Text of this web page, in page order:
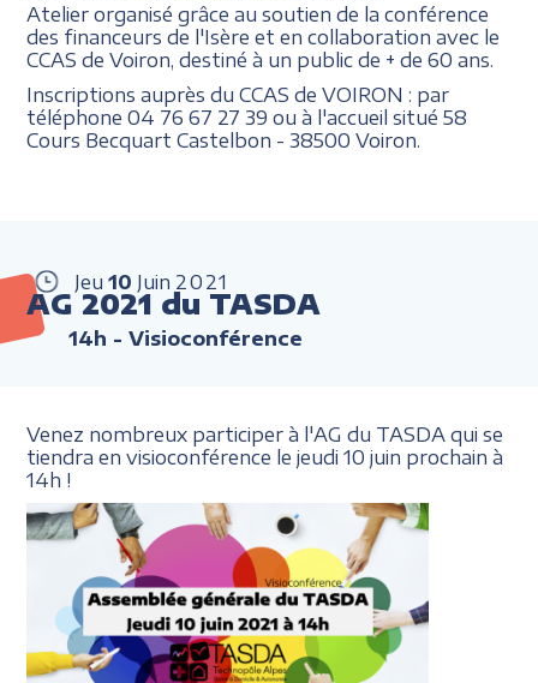
Atelier organisé grâce au soutien de la conférence
des financeurs de l'Isère et en collaboration avec le
CCAS de Voiron, destiné à un public de + de 60 ans.
Inscriptions auprès du CCAS de VOIRON : par
téléphone 04 76 67 27 39 ou à l'accueil situé58
Cours Becquart Castelbon - 38500 Voiron.
Jeu 10 Juin 2021
AG 2021 du TASDA
14h - Visioconférence
Venez nombreux participer à l'AG du TASDA qui se
tiendra en visioconférence le jeudi 10 juin prochain à
14h !